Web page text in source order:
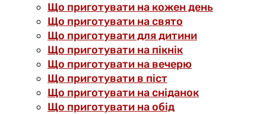
Що приготувати на кожен день
Що приготувати на свято
Що приготувати для дитини
Що приготувати на пікнік
Що приготувати на вечерю
Що приготувати в піст
Що приготувати на сніданок
Що приготувати на обід